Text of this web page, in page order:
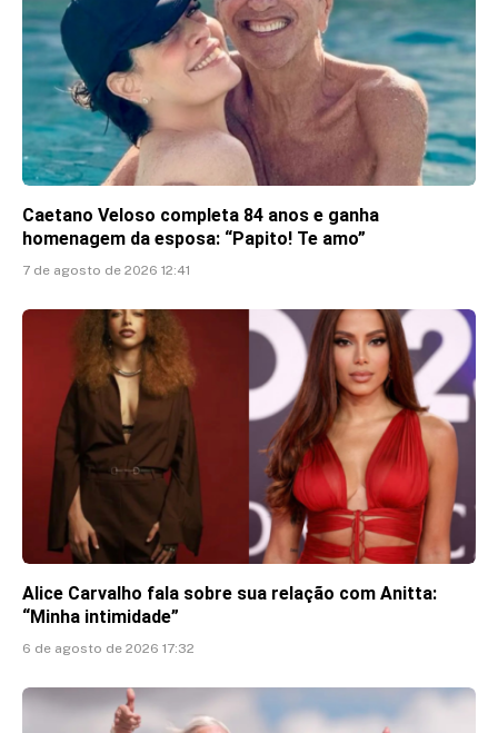
Caetano Veloso completa 84 anos e ganha
homenagem da esposa: “Papito! Te amo”
7 de agosto de 2026 12:41
Alice Carvalho fala sobre sua relação com Anitta:
“Minha intimidade”
6 de agosto de 2026 17:32